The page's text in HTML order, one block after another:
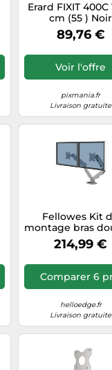
Erard FIXIT 400C
cm (55 ) Noir
89,76 €
Voir l'offre
pixmania.fr
Livraison gratuite
Fellowes Kit
montage bras
réglables pour
moniteurs Argent
214,99 €
Comparer 6
helloedge.fr
Livraison gratuite